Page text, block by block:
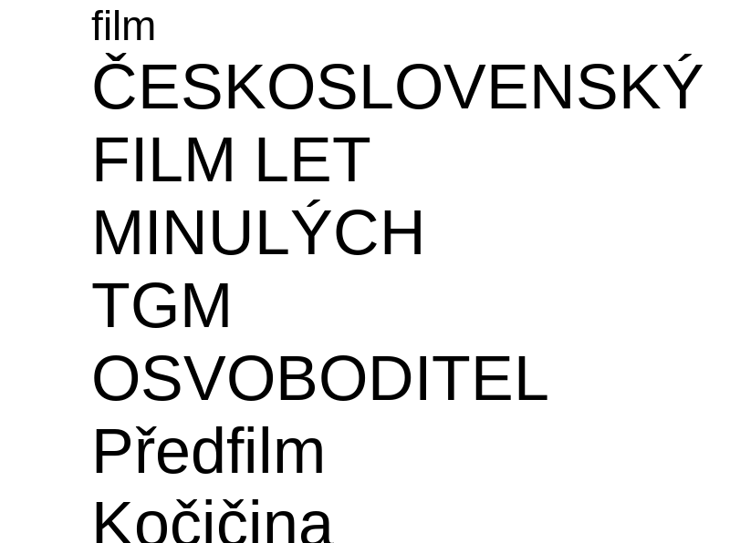
film
ČESKOSLOVENSKÝ
FILM LET
MINULÝCH
TGM
OSVOBODITEL
Předfilm
Kočičina